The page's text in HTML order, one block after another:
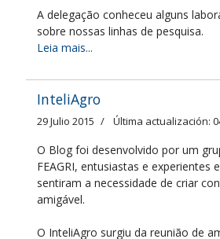
A delegação conheceu alguns
sobre nossas linhas de pesquisa.
Leia mais...
InteliAgro
29 Julio 2015 Última actualización:
O Blog foi desenvolvido por um
FEAGRI, entusiastas e
sentiram a necessidade de criar
amigável.
O InteliAgro surgiu da reunião de